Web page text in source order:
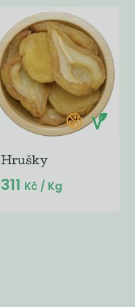
Hrušky
311 Kč / Kg